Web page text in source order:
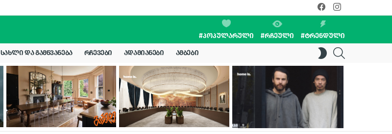
facebookinstagram
#ᲞᲝᲞᲣᲚᲐᲠᲣᲚᲘ #ᲠᲩᲔᲣᲚᲘ #ᲢᲠᲔᲜᲓᲣᲚᲘ
ᲡᲐᲮᲚᲘ ᲓᲐ ᲒᲐᲛᲬᲕᲐᲜᲔᲑᲐ ᲠᲩᲔᲕᲔᲑᲘ ᲐᲓᲐᲛᲘᲐᲜᲔᲑᲘ ᲐᲛᲑᲔᲑᲘ
SWITCH
SKIN